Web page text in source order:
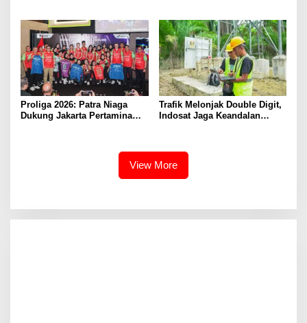
Proliga 2026: Patra Niaga
Dukung Jakarta Pertamina
Trafik Melonjak Double Digit,
Indosat Jaga Keandalan
View More